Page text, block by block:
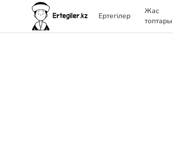
Ертегілер
Жас
топтары